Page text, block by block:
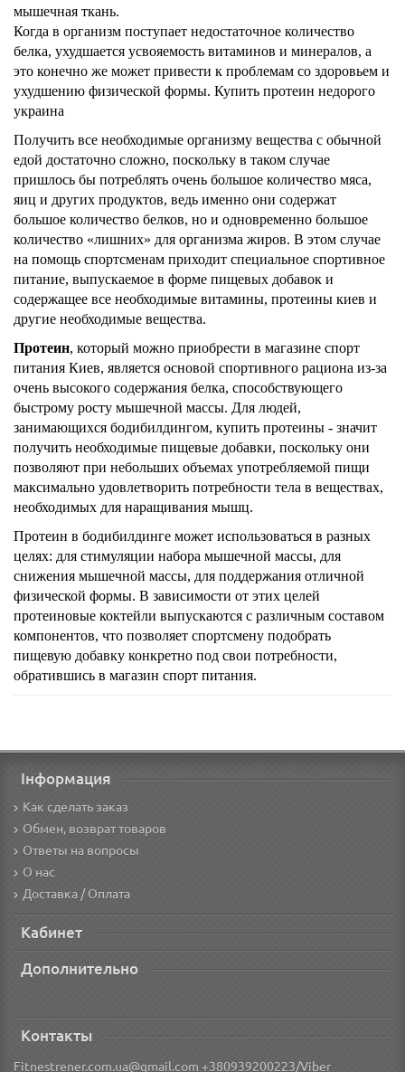
мышечная ткань.
Когда в организм поступает недостаточное количество
белка, ухудшается усвояемость витаминов и минералов, а
это конечно же может привести к проблемам со здоровьем и
ухудшению физической формы. Купить протеин недорого
украина
Получить все необходимые организму вещества с обычной
едой достаточно сложно, поскольку в таком случае
пришлось бы потреблять очень большое количество мяса,
яиц и других продуктов, ведь именно они содержат
большое количество белков, но и одновременно большое
количество «лишних» для организма жиров. В этом случае
на помощь спортсменам приходит специальное спортивное
питание, выпускаемое в форме пищевых добавок и
содержащее все необходимые витамины, протеины киев и
другие необходимые вещества.
Протеин, который можно приобрести в магазине спорт
питания Киев, является основой спортивного рациона из-за
очень высокого содержания белка, способствующего
быстрому росту мышечной массы. Для людей,
занимающихся бодибилдингом, купить протеины - значит
получить необходимые пищевые добавки, поскольку они
позволяют при небольших объемах употребляемой пищи
максимально удовлетворить потребности тела в веществах,
необходимых для наращивания мышц.
Протеин в бодибилдинге может использоваться в разных
целях: для стимуляции набора мышечной массы, для
снижения мышечной массы, для поддержания отличной
физической формы. В зависимости от этих целей
протеиновые коктейли выпускаются с различным составом
компонентов, что позволяет спортсмену подобрать
пищевую добавку конкретно под свои потребности,
обратившись в магазин спорт питания.
Інформация
Как сделать заказ
Обмен, возврат товаров
Ответы на вопросы
О нас
Доставка / Оплата
Кабинет
Дополнительно
Контакты
Fitnestrener.com.ua@gmail.com +380939200223/Viber